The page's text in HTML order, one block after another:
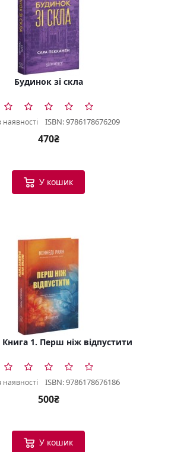
Будинок зі скла
наявності ISBN: 9786178676209
470₴
У кошик
1. Перш ніж відпустити
наявності ISBN: 9786178676186
500₴
У кошик